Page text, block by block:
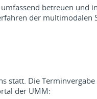
betreuen und
der multimodalen
statt. Die
der UMM: